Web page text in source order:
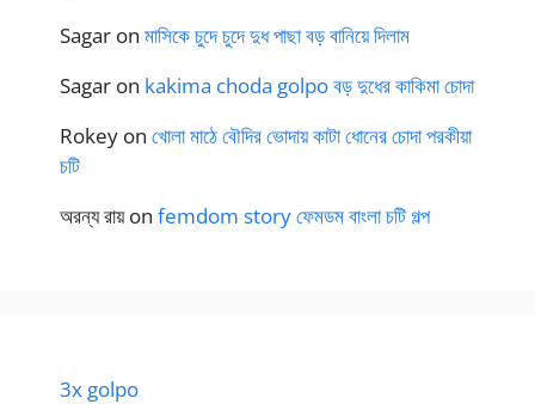
Sagar on মাসিকে চুদে চুদে দুধ পাছা বড় বানিয়ে দিলাম
Sagar on kakima choda golpo বড় দুধের কাকিমা চোদা
Rokey on খোলা মাঠে বৌদির ভোদায় কাটা ধোনের চোদা পরকীয়া
চটি
অরন্য রায়on femdom story ফেমডম বাংলা চটি গল্প
3x golpo